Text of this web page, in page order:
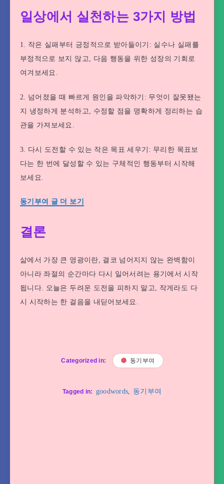
일상에서 실천하는 3가지 방법
1. 작은 실패부터 긍정적으로 받아들이기: 실수나 실패를
부정적으로 보지 않고, 다음 행동을 위한 성장의 기회로
여겨보세요.
2. 넘어졌을 때 빠르게 원인을 파악하기: 무엇이 잘못됐는
지 냉정하게 분석하고, 수정할 점을 명확하게 정리하는 습
관을 가져보세요.
3. 다시 도전할 수 있는 작은 목표 세우기: 무리한 목표보
다는 한 번에 달성할 수 있는 구체적인 행동부터 시작해
보세요.
동기부여 글 더 보기
결론
삶에서 가장 큰 영광이란, 결코 넘어지지 않는 완벽함이
아니라 좌절의 순간마다 다시 일어서려는 용기에서 시작
됩니다. 오늘은 두려운 도전을 피하지 말고, 작게라도 다
시 시작하는 한 걸음을 내딛어보세요.
Categorized in: 동기부여
Tagged in: goodwords 동기부여